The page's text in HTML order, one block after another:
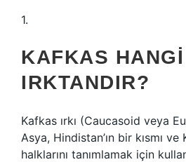
1.
KAFKAS HANGI
IRKTANDIR?
Kafkas ırkı (Caucasoid veya
Asya, Hindistan’ın bir kısmı ve
halklarını tanımlamak için